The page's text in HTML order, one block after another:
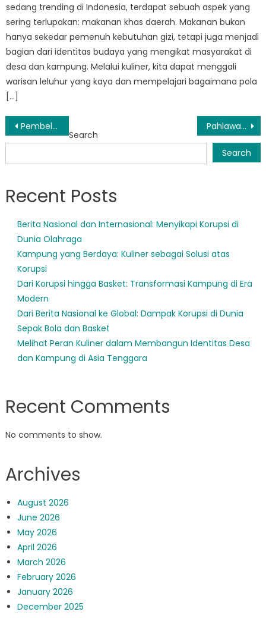
sedang trending di Indonesia, terdapat sebuah aspek yang
sering terlupakan: makanan khas daerah. Makanan bukan
hanya sekedar pemenuh kebutuhan gizi, tetapi juga menjadi
bagian dari identitas budaya yang mengikat masyarakat di
desa dan kampung. Melalui kuliner, kita dapat menggali
warisan leluhur yang kaya dan mempelajari bagaimana pola
[…]
Post
navigation
Pembelajaran: Bagaimana BPBD Ngemplak Memperbaiki Strategi Penanggulangan Bencana Pahlawan Tanpa Tanda Jasa: Bagaimana BPBD Sleman Kota Menyelamatkan Nyawa Setiap Hari
Search
Search
Recent Posts
Berita Nasional dan Internasional: Menyikapi Korupsi di
Dunia Olahraga
Kampung yang Berdaya: Kuliner sebagai Solusi atas
Korupsi
Dari Korupsi hingga Basket: Transformasi Kampung di Era
Modern
Dari Berita Nasional ke Global: Dampak Korupsi di Dunia
Sepak Bola dan Basket
Melihat Peran Kuliner dalam Membangun Identitas Desa
dan Kampung di Asia Tenggara
Recent Comments
No comments to show.
Archives
August 2026
June 2026
May 2026
April 2026
March 2026
February 2026
January 2026
December 2025